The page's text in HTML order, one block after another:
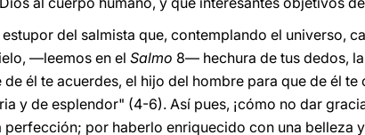
del salmista que, contemplando el universo,
—leemos en el Salmo 8— hechura de tus dedos,
él te acuerdes, el hijo del hombre para que de él
y de esplendor" (4-6). Así pues, ¡cómo no dar
por haberlo enriquecido con una belleza